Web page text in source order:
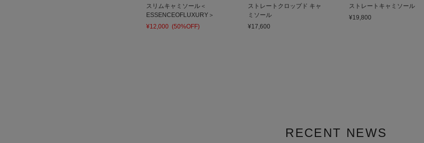
スリムキャミソール＜
ESSENCEOFLUXURY＞
¥12,000 (50%OFF)
ストレートクロップド キャ
ミソール
¥17,600
ストレートキャミソール
¥19,800
RECENT NEWS